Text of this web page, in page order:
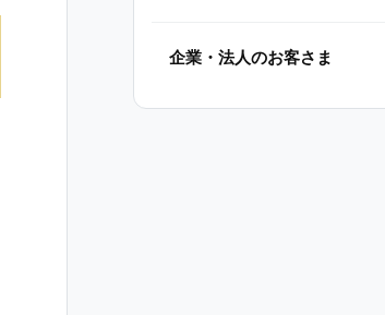
企業・法人のお客さま